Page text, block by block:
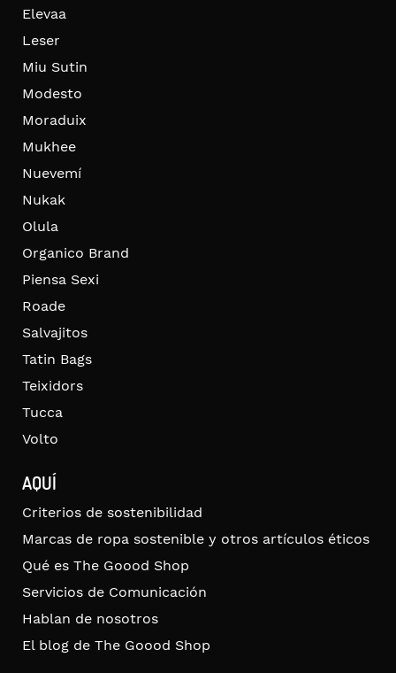
Elevaa
Leser
Miu Sutin
Modesto
Moraduix
Mukhee
Nuevemí
Nukak
Olula
Organico Brand
Piensa Sexi
Roade
Salvajitos
Tatin Bags
Teixidors
Tucca
Volto
AQUÍ
Criterios de sostenibilidad
Marcas de ropa sostenible y otros artículos éticos
Qué es The Goood Shop
Servicios de Comunicación
Hablan de nosotros
El blog de The Goood Shop